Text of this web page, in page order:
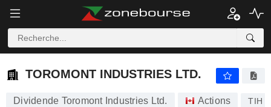
TOROMONT INDUSTRIES LTD.
Dividende Toromont Industries Ltd. Actions TIH